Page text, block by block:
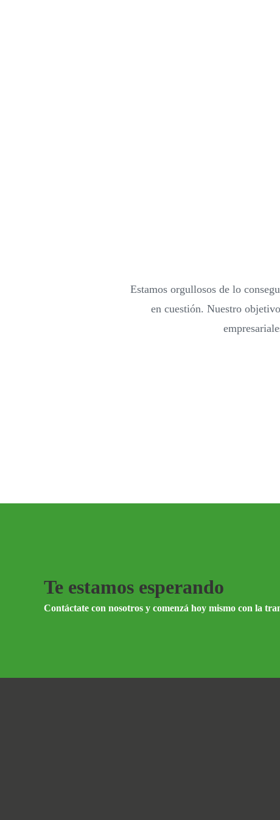
Estamos orgullosos de lo
en cuestión. Nuestro
Te estamos esperando
Contáctate con nosotros y comenzá hoy mismo con la